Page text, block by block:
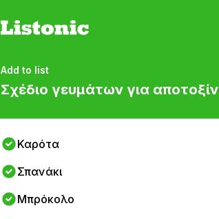
Add to list
Σχέδιο γευμάτων για
Καρότα
Σπανάκι
Μπρόκολο